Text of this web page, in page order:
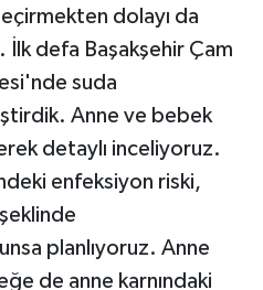
dolayı da
defa Başakşehir Çam
suda
Anne ve bebek
detaylı inceliyoruz.
enfeksiyon riski,
planlıyoruz. Anne
de anne karnındaki